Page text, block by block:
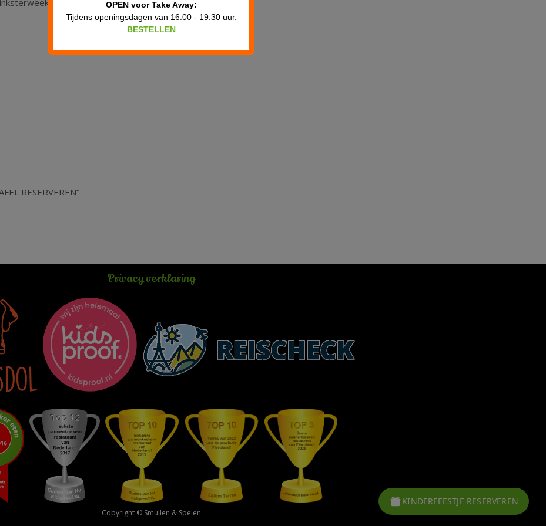
RESERVEREN”
Privacy verklaring
Copyright © Smullen & Spelen
KINDERFEESTJE RESERVEREN
OPEN voor Take Away:
Tijdens openingsdagen van 16.00 - 19.30 uur.
BESTELLEN